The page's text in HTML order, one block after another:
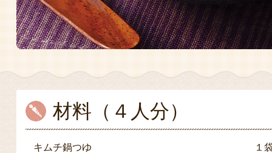
材料（４人分）
キムチ鍋つゆ １